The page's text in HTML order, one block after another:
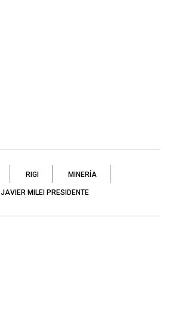
RIGI MINERÍA
JAVIER MILEI PRESIDENTE